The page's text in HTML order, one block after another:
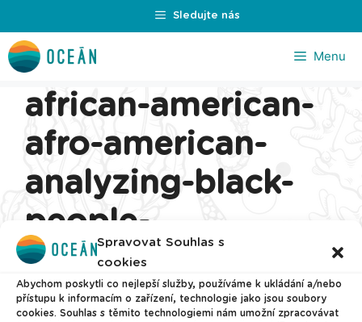
Spravovat Souhlas s
cookies
Abychom poskytli co nejlepší služby, používáme k ukládání a/nebo
přístupu k informacím o zařízení, technologie jako jsou soubory
cookies. Souhlas s těmito technologiemi nám umožní zpracovávat
na
obsah
Sledujte nás
Menu
african-american-
afro-american-
analyzing-black-
people-
brainstorming-
1434697-